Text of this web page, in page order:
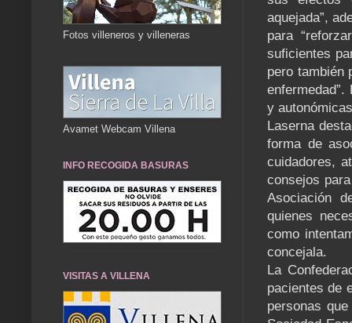
aquejada”,
para
suficientes
pero también
y
Laserna
forma de
cuidadores,
consejos
Asociación
quienes
como
concejala.
La
pacientes de
personas
Fotos villeneros y villeneras
Avamet Webcam Villena
INFO RECOGIDA BASURAS
VISITAS A VILLENA